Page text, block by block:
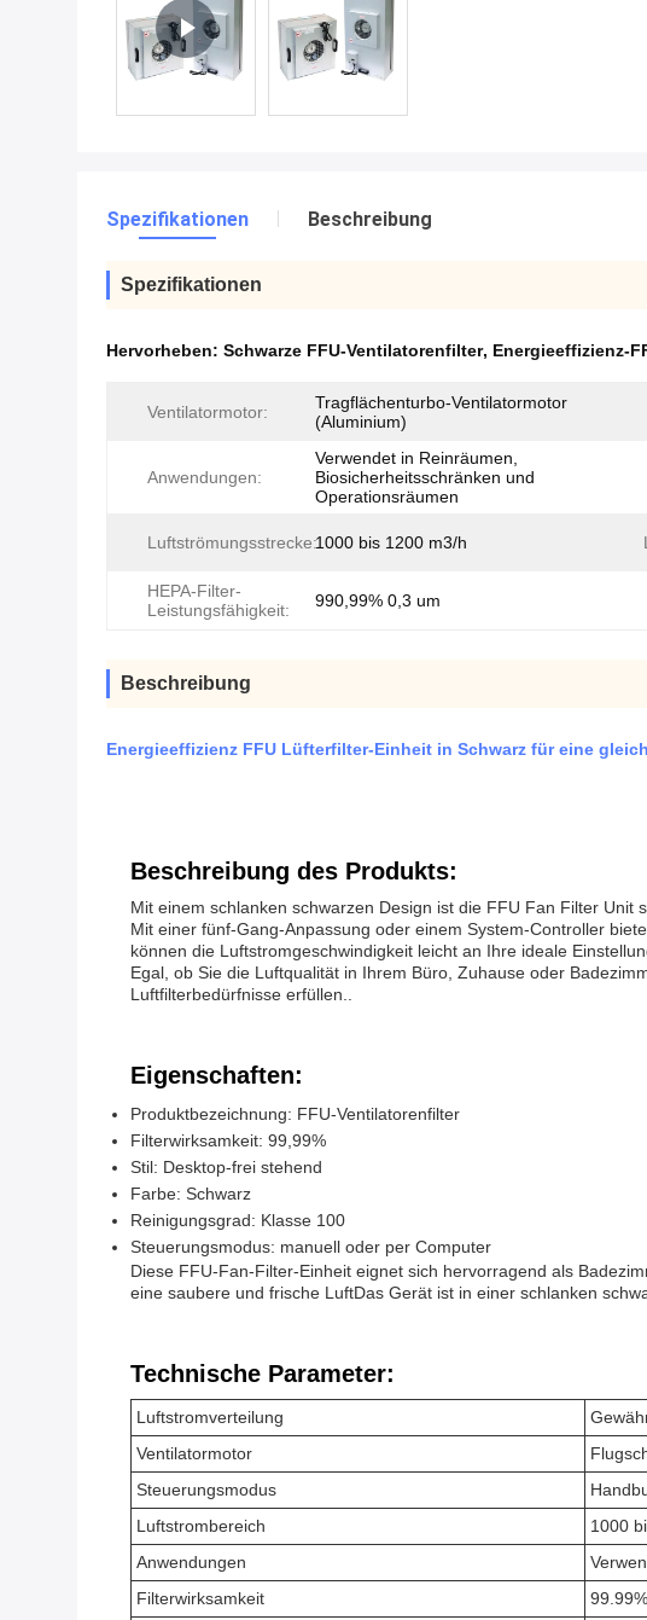
Spezifikationen Beschreibung
Spezifikationen
Hervorheben: Schwarze FFU-Ventilatorenfilter, Energieeffizienz-
Ventilatormotor:
Tragflächenturbo-Ventilatormotor
(Aluminium)
Anwendungen:
Verwendet in Reinräumen,
Biosicherheitsschränken und
Operationsräumen
Luftströmungsstrecke:1000 bis 1200 m3/h
HEPA-Filter-
Leistungsfähigkeit:
990,99% 0,3 um
Beschreibung
Energieeffizienz FFU Lüfterfilter-Einheit in Schwarz für eine
Beschreibung des Produkts:
Mit einem schlanken schwarzen Design ist die FFU Fan Filter Unit
Mit einer fünf-Gang-Anpassung oder einem System-Controller
können die Luftstromgeschwindigkeit leicht an Ihre ideale
Egal, ob Sie die Luftqualität in Ihrem Büro, Zuhause oder
Luftfilterbedürfnisse erfüllen..
Eigenschaften:
Produktbezeichnung: FFU-Ventilatorenfilter
Filterwirksamkeit: 99,99%
Stil: Desktop-frei stehend
Farbe: Schwarz
Reinigungsgrad: Klasse 100
Steuerungsmodus: manuell oder per Computer
Diese FFU-Fan-Filter-Einheit eignet sich hervorragend als
eine saubere und frische LuftDas Gerät ist in einer schlanken
Technische Parameter:
Luftstromverteilung
Ventilatormotor
Steuerungsmodus
Luftstrombereich
1000
Anwendungen
Filterwirksamkeit
99.99%